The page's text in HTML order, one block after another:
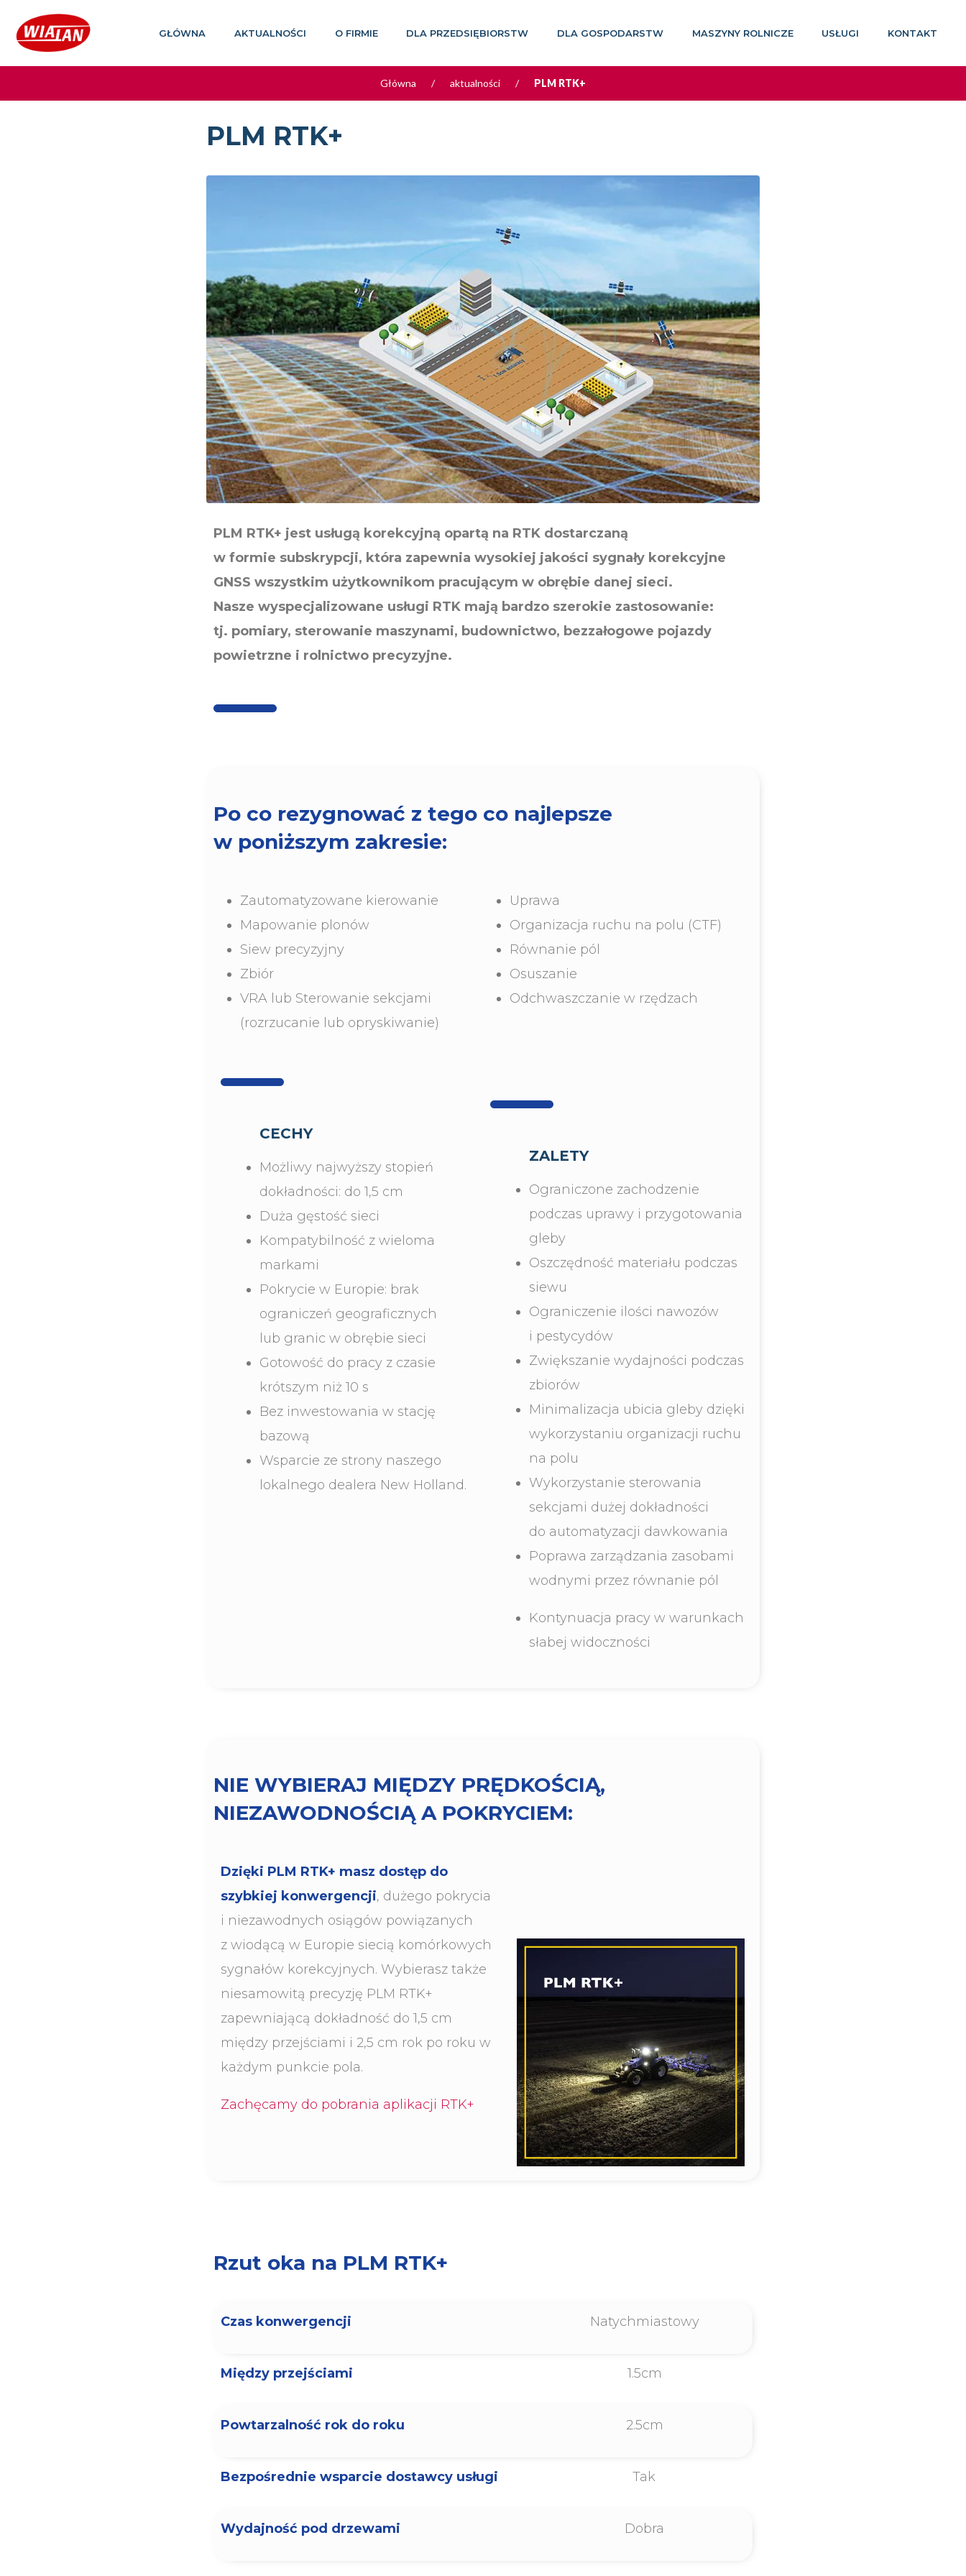
GŁÓWNA AKTUALNOŚCI O FIRMIE DLA PRZEDSIĘBIORSTW DLA GOSPODARSTW MASZYNY ROLNICZE USŁUGI KONTAKT
Główna / aktualności / PLM RTK+
PLM RTK+
PLM RTK+ jest usługą korekcyjną opartą na RTK dostarczaną
w formie subskrypcji, która zapewnia wysokiej jakości sygnały korekcyjne
GNSS wszystkim użytkownikom pracującym w obrębie danej sieci.
Nasze wyspecjalizowane usługi RTK mają bardzo szerokie zastosowanie:
tj. pomiary, sterowanie maszynami, budownictwo, bezzałogowe pojazdy
powietrzne i rolnictwo precyzyjne.
Po co rezygnować z tego co najlepsze
w poniższym zakresie:​
Zautomatyzowane kierowanie
Mapowanie plonów
Siew precyzyjny
Zbiór
VRA lub Sterowanie sekcjami
(rozrzucanie lub opryskiwanie)
CECHY
Możliwy najwyższy stopień
dokładności: do 1,5 cm
Duża gęstość sieci
Kompatybilność z wieloma
markami
Pokrycie w Europie: brak
ograniczeń geograficznych
lub granic w obrębie sieci
Gotowość do pracy z czasie
krótszym niż 10 s
Bez inwestowania w stację
bazową
Wsparcie ze strony naszego
lokalnego dealera New Holland.
Uprawa
Organizacja ruchu na polu (CTF)
Równanie pól
Osuszanie
Odchwaszczanie w rzędzach
ZALETY
Ograniczone zachodzenie
podczas uprawy i przygotowania
gleby
Oszczędność materiału podczas
siewu
Ograniczenie ilości nawozów
i pestycydów
Zwiększanie wydajności podczas
zbiorów
Minimalizacja ubicia gleby dzięki
wykorzystaniu organizacji ruchu
na polu
Wykorzystanie sterowania
sekcjami dużej dokładności
do automatyzacji dawkowania
Poprawa zarządzania zasobami
wodnymi przez równanie pól
Kontynuacja pracy w warunkach
słabej widoczności
NIE WYBIERAJ MIĘDZY PRĘDKOŚCIĄ,
NIEZAWODNOŚCIĄ A POKRYCIEM:
Dzięki PLM RTK+ masz dostęp do
szybkiej konwergencji, dużego pokrycia
i niezawodnych osiągów powiązanych
z wiodącą w Europie siecią komórkowych
sygnałów korekcyjnych. Wybierasz także
niesamowitą precyzję PLM RTK+
zapewniającą dokładność do 1,5 cm
między przejściami i 2,5 cm rok po roku w
każdym punkcie pola.
Zachęcamy do pobrania aplikacji RTK+
Rzut oka na PLM RTK+
Czas konwergencji Natychmiastowy
Między przejściami 1.5cm
Powtarzalność rok do roku 2.5cm
Bezpośrednie wsparcie dostawcy usługi Tak
Wydajność pod drzewami Dobra